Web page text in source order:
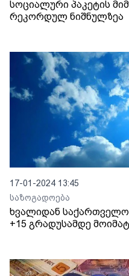
სოციალური პაკეტის
რეკორდულ ნიშნულზეა
17-01-2024 13:45
საზოგადოება
ხვალიდან
+15 გრადუსამდე